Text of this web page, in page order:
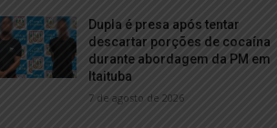
Dupla é presa após tentar
descartar porções de cocaína
durante abordagem da PM em
Itaituba
7 de agosto de 2026